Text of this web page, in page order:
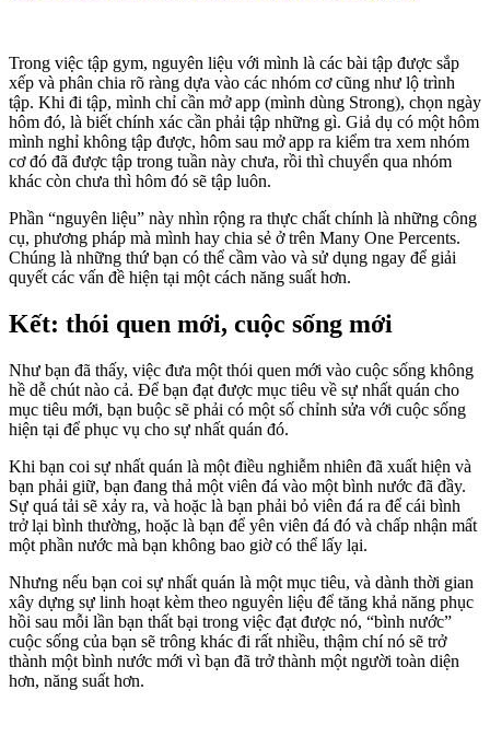
Trong việc tập gym, nguyên liệu với mình là các bài tập được sắp
xếp và phân chia rõ ràng dựa vào các nhóm cơ cũng như lộ trình
tập. Khi đi tập, mình chỉ cần mở app (mình dùng Strong), chọn ngày
hôm đó, là biết chính xác cần phải tập những gì. Giả dụ có một hôm
mình nghỉ không tập được, hôm sau mở app ra kiểm tra xem nhóm
cơ đó đã được tập trong tuần này chưa, rồi thì chuyển qua nhóm
khác còn chưa thì hôm đó sẽ tập luôn.
Phần “nguyên liệu” này nhìn rộng ra thực chất chính là những công
cụ, phương pháp mà mình hay chia sẻ ở trên Many One Percents.
Chúng là những thứ bạn có thể cầm vào và sử dụng ngay để giải
quyết các vấn đề hiện tại một cách năng suất hơn.
Kết: thói quen mới, cuộc sống mới
Như bạn đã thấy, việc đưa một thói quen mới vào cuộc sống không
hề dễ chút nào cả. Để bạn đạt được mục tiêu về sự nhất quán cho
mục tiêu mới, bạn buộc sẽ phải có một số chỉnh sửa với cuộc sống
hiện tại để phục vụ cho sự nhất quán đó.
Khi bạn coi sự nhất quán là một điều nghiễm nhiên đã xuất hiện và
bạn phải giữ, bạn đang thả một viên đá vào một bình nước đã đầy.
Sự quá tải sẽ xảy ra, và hoặc là bạn phải bỏ viên đá ra để cái bình
trở lại bình thường, hoặc là bạn để yên viên đá đó và chấp nhận mất
một phần nước mà bạn không bao giờ có thể lấy lại.
Nhưng nếu bạn coi sự nhất quán là một mục tiêu, và dành thời gian
xây dựng sự linh hoạt kèm theo nguyên liệu để tăng khả năng phục
hồi sau mỗi lần bạn thất bại trong việc đạt được nó, “bình nước”
cuộc sống của bạn sẽ trông khác đi rất nhiều, thậm chí nó sẽ trở
thành một bình nước mới vì bạn đã trở thành một người toàn diện
hơn, năng suất hơn.